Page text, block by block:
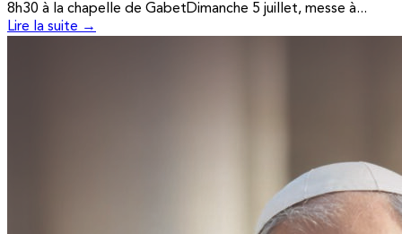
8h30 à la chapelle de GabetDimanche 5 juillet, messe à...
Lire la suite →